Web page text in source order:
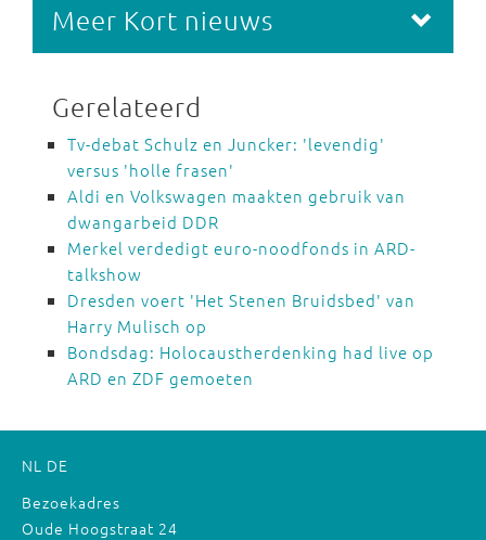
Meer Kort nieuws
Gerelateerd
Tv-debat Schulz en Juncker: 'levendig'
versus 'holle frasen'
Aldi en Volkswagen maakten gebruik van
dwangarbeid DDR
Merkel verdedigt euro-noodfonds in ARD-
talkshow
Dresden voert 'Het Stenen Bruidsbed' van
Harry Mulisch op
Bondsdag: Holocaustherdenking had live op
ARD en ZDF gemoeten
NL DE
Bezoekadres
Oude Hoogstraat 24